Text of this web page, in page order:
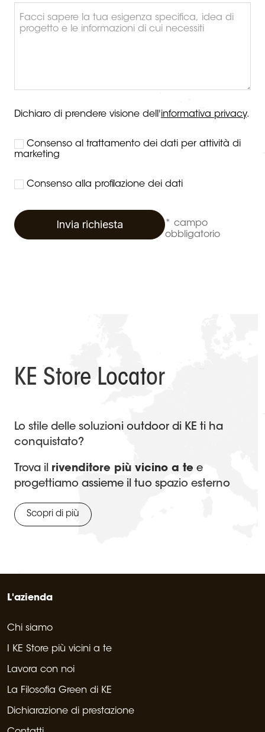
Dichiaro di prendere visione dell'informativa privacy.
Consenso al trattamento dei dati per attività di
marketing
Consenso alla profilazione dei dati
Invia richiesta
* campo
obbligatorio
KE Store Locator
Lo stile delle soluzioni outdoor di KE ti ha
conquistato?
Trova il rivenditore più vicino a te e
progettiamo assieme il tuo spazio esterno
Scopri di più
L'azienda
Chi siamo
I KE Store più vicini a te
Lavora con noi
La Filosofia Green di KE
Dichiarazione di prestazione